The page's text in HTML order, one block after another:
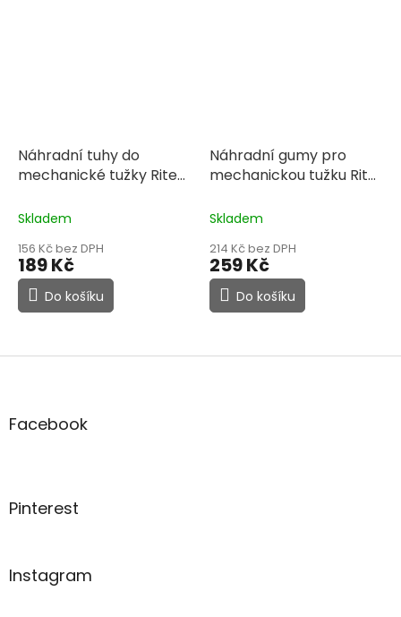
Náhradní tuhy do
mechanické tužky Rite
Skladem
156 Kč bez DPH
189 Kč
Do košíku
Náhradní gumy pro
mechanickou tužku Rite
Skladem
214 Kč bez DPH
259 Kč
Do košíku
Z
aFacebook
Pinterest
Instagram